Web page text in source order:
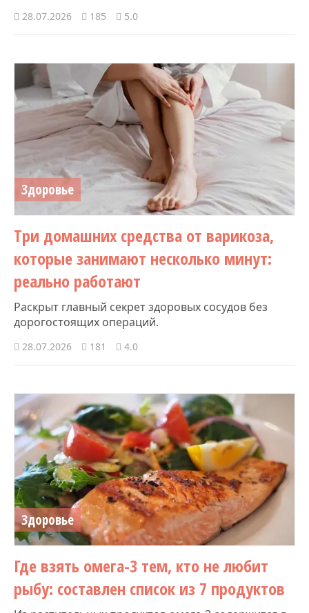
28.07.2026 185 5.0
Здоровье
Три домашних средства от варикоза,
которые занимают несколько минут:
реально работают
Раскрыт главный секрет здоровых сосудов без
дорогостоящих операций.
28.07.2026 181 4.0
Здоровье
Где взять омега-3 тем, кто не любит
рыбу: составлен список из 7 продуктов